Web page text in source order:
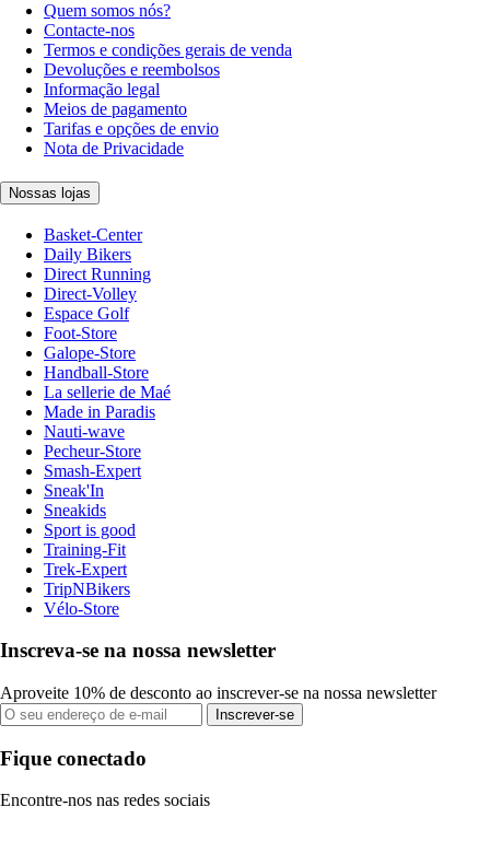
Quem somos nós?
Contacte-nos
Termos e condições gerais de venda
Devoluções e reembolsos
Informação legal
Meios de pagamento
Tarifas e opções de envio
Nota de Privacidade
Nossas lojas
Basket-Center
Daily Bikers
Direct Running
Direct-Volley
Espace Golf
Foot-Store
Galope-Store
Handball-Store
La sellerie de Maé
Made in Paradis
Nauti-wave
Pecheur-Store
Smash-Expert
Sneak'In
Sneakids
Sport is good
Training-Fit
Trek-Expert
TripNBikers
Vélo-Store
Inscreva-se na nossa newsletter
Aproveite 10% de desconto ao inscrever-se na nossa newsletter
Inscrever-se
Fique conectado
Encontre-nos nas redes sociais